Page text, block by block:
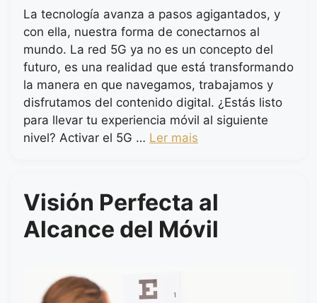
La tecnología avanza a pasos agigantados, y
con ella, nuestra forma de conectarnos al
mundo. La red 5G ya no es un concepto del
futuro, es una realidad que está transformando
la manera en que navegamos, trabajamos y
disfrutamos del contenido digital. ¿Estás listo
para llevar tu experiencia móvil al siguiente
nivel? Activar el 5G … Ler mais
Visión Perfecta al
Alcance del Móvil